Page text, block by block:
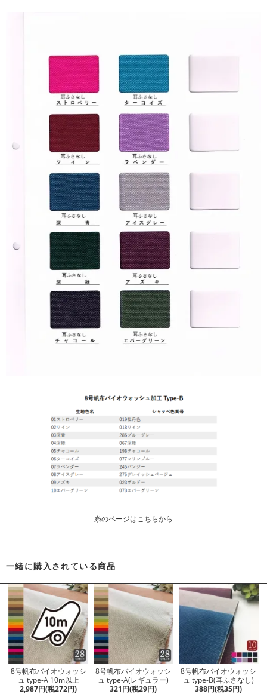
糸のページはこちらから
一緒に購入されている商品
8号帆布バイオウォッシ
ュ type-A 10m以上
2,987円(税272円)
8号帆布バイオウォッシ
ュ type-A(レギュラー)
321円(税29円)
8号帆布バイオウォッシ
ュ type-B(耳ふさなし)
388円(税35円)